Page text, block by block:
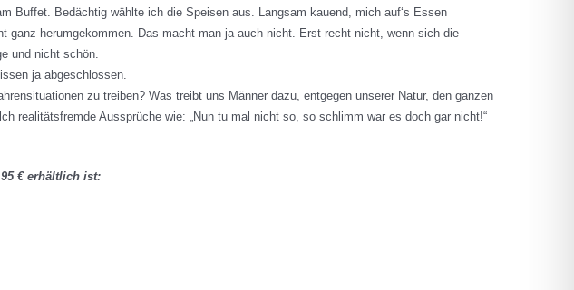
Buffet. Bedächtig wählte ich die Speisen aus. Langsam kauend, mich auf‘s Essen
ganz herumgekommen. Das macht man ja auch nicht. Erst recht nicht, wenn sich die
und nicht schön.
ja abgeschlossen.
zu treiben? Was treibt uns Männer dazu, entgegen unserer Natur, den ganzen
realitätsfremde Aussprüche wie: „Nun tu mal nicht so, so schlimm war es doch gar nicht!“
€ erhältlich ist: